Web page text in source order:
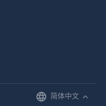
简体中文